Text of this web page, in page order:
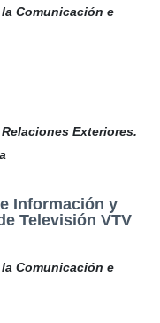
Comunicación e
Exteriores.
Información y
Televisión VTV
Comunicación e